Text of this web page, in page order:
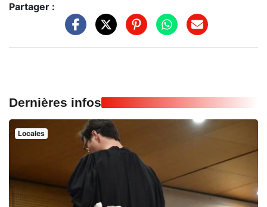
Partager :
Dernières infos
Locales